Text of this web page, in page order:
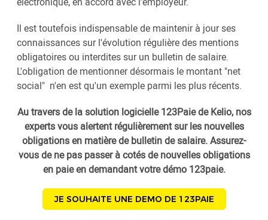
Il est toutefois indispensable de maintenir à jour ses
connaissances sur l'évolution régulière des mentions
obligatoires ou interdites sur un bulletin de salaire.
L'obligation de mentionner désormais le montant "net
social" n'en est qu'un exemple parmi les plus récents.
Au travers de la solution logicielle 123Paie de Kelio, nos
experts vous alertent régulièrement sur les nouvelles
obligations en matière de bulletin de salaire. Assurez-
vous de ne pas passer à cotés de nouvelles obligations
en paie en demandant votre démo 123paie.
JE SOUHAITE UNE DEMO DE 123PAIE